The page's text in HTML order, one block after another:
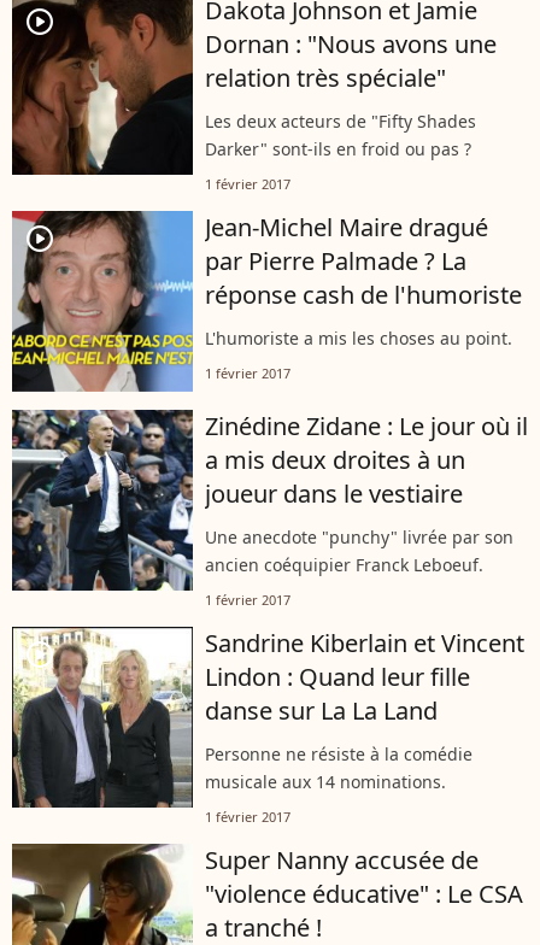
player2
Dakota Johnson et Jamie
Dornan : "Nous avons une
relation très spéciale"
Les deux acteurs de "Fifty Shades
Darker" sont-ils en froid ou pas ?
1 février 2017
player2
Jean-Michel Maire dragué
par Pierre Palmade ? La
réponse cash de l'humoriste
L'humoriste a mis les choses au point.
1 février 2017
Zinédine Zidane : Le jour où il
a mis deux droites à un
joueur dans le vestiaire
Une anecdote "punchy" livrée par son
ancien coéquipier Franck Leboeuf.
1 février 2017
player2
Sandrine Kiberlain et Vincent
Lindon : Quand leur fille
danse sur La La Land
Personne ne résiste à la comédie
musicale aux 14 nominations.
1 février 2017
Super Nanny accusée de
"violence éducative" : Le CSA
a tranché !